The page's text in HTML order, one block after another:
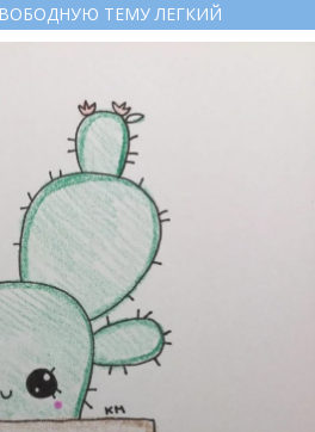
ТЕМУ ЛЕГКИЙ